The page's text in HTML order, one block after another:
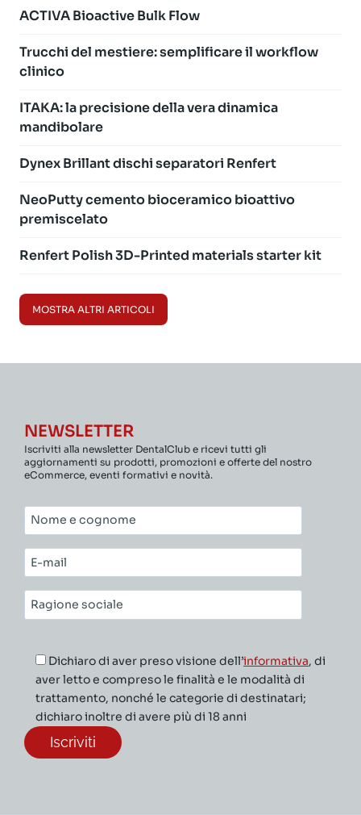
ACTIVA Bioactive Bulk Flow
Trucchi del mestiere: semplificare il workflow
clinico
ITAKA: la precisione della vera dinamica
mandibolare
Dynex Brillant dischi separatori Renfert
NeoPutty cemento bioceramico bioattivo
premiscelato
Renfert Polish 3D-Printed materials starter kit
MOSTRA ALTRI ARTICOLI
NEWSLETTER
Iscriviti alla newsletter DentalClub e ricevi tutti gli
aggiornamenti su prodotti, promozioni e offerte del nostro
eCommerce, eventi formativi e novità.
Nome
e
cognome*
E-
mail*
Ragione
sociale*
Dichiaro di aver preso visione dell’informativa, di
aver letto e compreso le finalità e le modalità di
trattamento, nonché le categorie di destinatari;
dichiaro inoltre di avere più di 18 anni